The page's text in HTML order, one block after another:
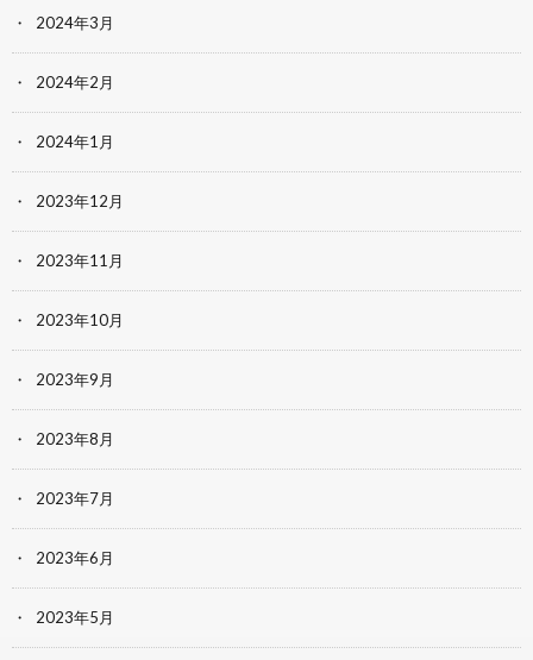
2024年3月
2024年2月
2024年1月
2023年12月
2023年11月
2023年10月
2023年9月
2023年8月
2023年7月
2023年6月
2023年5月